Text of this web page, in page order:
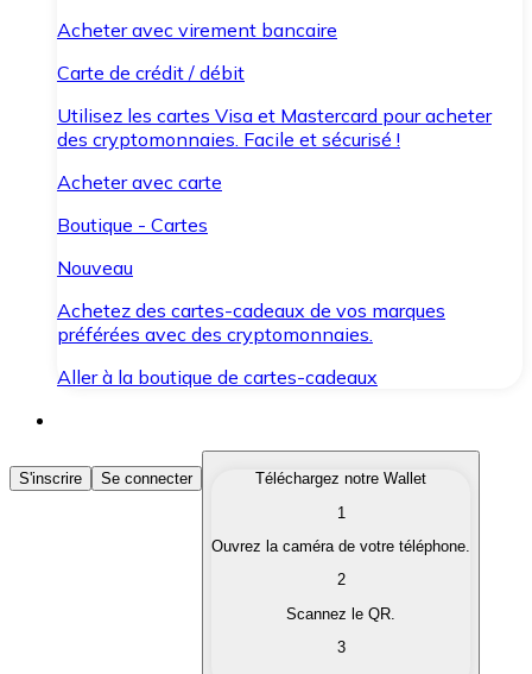
Acheter avec virement bancaire
Carte de crédit / débit
Utilisez les cartes Visa et Mastercard pour acheter
des cryptomonnaies. Facile et sécurisé !
Acheter avec carte
Boutique - Cartes
Nouveau
Achetez des cartes-cadeaux de vos marques
préférées avec des cryptomonnaies.
Aller à la boutique de cartes-cadeaux
Acheter des Cryptomonnaies
Achetez les cryptomonnaies qui vous intéressent
Convertissez vos cryptomonnaies en monnaie
S'inscrire Se connecter
Téléchargez notre Wallet
1
Ouvrez la caméra de votre téléphone.
2
Scannez le QR.
3